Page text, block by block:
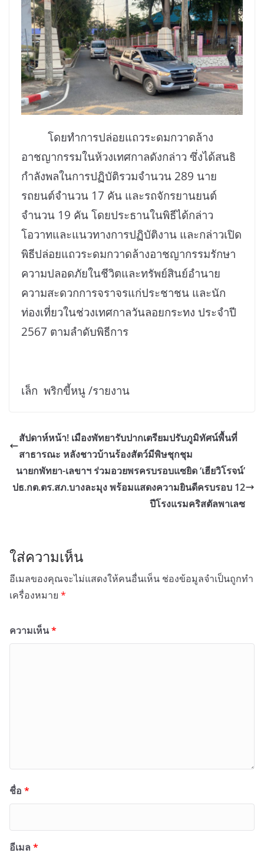
โดยทำการปล่อยแถวระดมกวาดล้าง
อาชญากรรมในห้วงเทศกาลดังกล่าว ซึ่งได้สนธิ
กำลังพลในการปฏิบัติรวมจำนวน 289 นาย
รถยนต์จำนวน 17 คัน และรถจักรยานยนต์
จำนวน 19 คัน โดยประธานในพิธีได้กล่าว
โอวาทและแนวทางการปฏิบัติงาน และกล่าวเปิด
พิธีปล่อยแถวระดมกวาดล้างอาชญากรรมรักษา
ความปลอดภัยในชีวิตและทรัพย์สินย์อำนาย
ความสะดวกการจราจรแก่ประชาชน และนัก
ท่องเที่ยวในช่วงเทศกาลวันลอยกระทง ประจำปี
2567 ตามลำดับพิธีการ
เล็ก พริกขี้หนู /รายงาน
สัปดาห์หน้า! เมืองพัทยารับปากเตรียมปรับภูมิทัศน์พื้นที่
สาธารณะ หลังชาวบ้านร้องสัตว์มีพิษชุกชุม
นายกพัทยา-เลขาฯ ร่วมอวยพรครบรอบแซยิด ‘เฮียวิโรจน์’
ปธ.กต.ตร.สภ.บางละมุง พร้อมแสดงความยินดีครบรอบ 12
ปีโรงแรมคริสตัลพาเลซ
ใส่ความเห็น
อีเมลของคุณจะไม่แสดงให้คนอื่นเห็น ช่องข้อมูลจำเป็นถูกทำ
เครื่องหมาย *
ความเห็น*
ชื่อ *
อีเมล *